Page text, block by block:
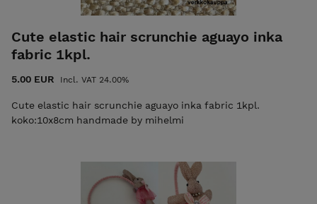
Cute elastic hair scrunchie aguayo inka
fabric 1kpl.
5.00 EUR Incl. VAT 24.00%
Cute elastic hair scrunchie aguayo inka fabric 1kpl.
koko:10x8cm handmade by mihelmi